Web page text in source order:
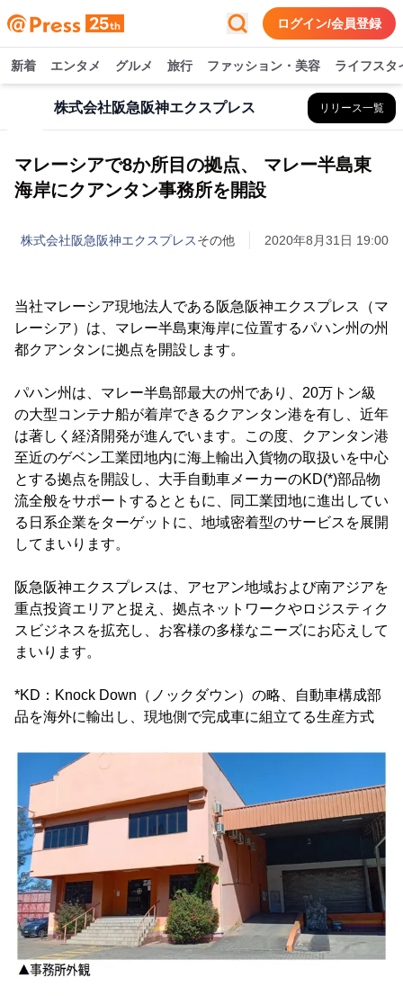
ログイン/会員登録
新着 エンタメ グルメ 旅行 ファッション・美容 ライフスタ
株式会社阪急阪神エクスプレス リリース一覧
マレーシアで8か所目の拠点、 マレー半島東
海岸にクアンタン事務所を開設
株式会社阪急阪神エクスプレスその他 2020年8月31日 19:00
当社マレーシア現地法人である阪急阪神エクスプレス（マ
レーシア）は、マレー半島東海岸に位置するパハン州の州
都クアンタンに拠点を開設します。
パハン州は、マレー半島部最大の州であり、20万トン級
の大型コンテナ船が着岸できるクアンタン港を有し、近年
は著しく経済開発が進んでいます。この度、クアンタン港
至近のゲベン工業団地内に海上輸出入貨物の取扱いを中心
とする拠点を開設し、大手自動車メーカーのKD(*)部品物
流全般をサポートするとともに、同工業団地に進出してい
る日系企業をターゲットに、地域密着型のサービスを展開
してまいります。
阪急阪神エクスプレスは、アセアン地域および南アジアを
重点投資エリアと捉え、拠点ネットワークやロジスティク
スビジネスを拡充し、お客様の多様なニーズにお応えして
まいります。
*KD：Knock Down（ノックダウン）の略、自動車構成部
品を海外に輸出し、現地側で完成車に組立てる生産方式